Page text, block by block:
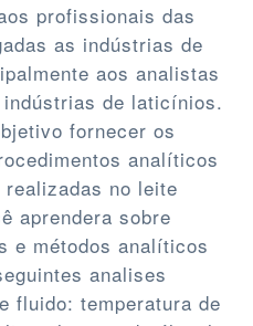
profissionais das
as indústrias de
aos analistas
de laticínios.
fornecer os
analíticos
no leite
aprendera sobre
e métodos analíticos
analises
fluido: temperatura de